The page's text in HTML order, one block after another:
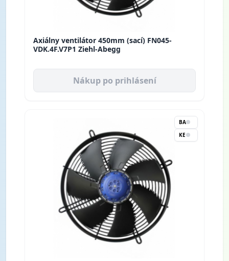
Axiálny ventilátor 450mm (sací) FN045-
VDK.4F.V7P1 Ziehl-Abegg
Nákup po prihlásení
BA
KE